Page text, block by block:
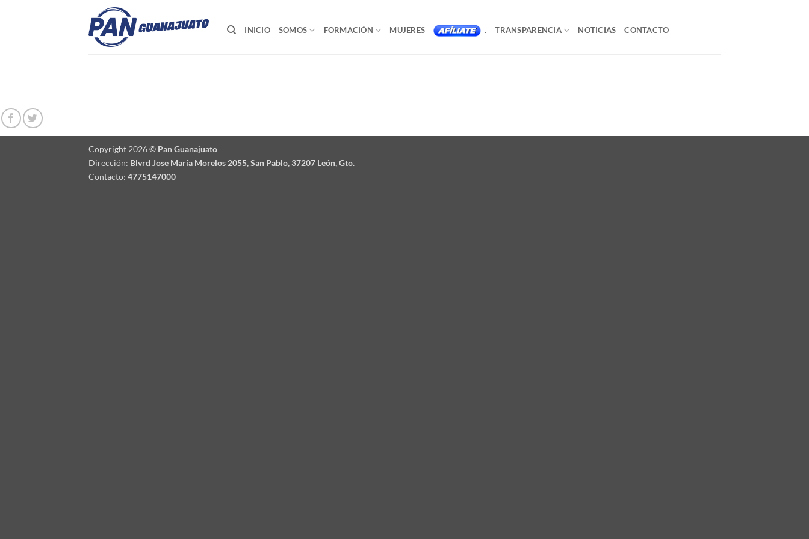
INICIO SOMOS FORMACIÓN MUJERES . TRANSPARENCIA NOTICIAS CONTACTO
Copyright 2026 © Pan Guanajuato
Dirección: Blvrd Jose María Morelos 2055, San Pablo, 37207 León, Gto.
Contacto: 4775147000